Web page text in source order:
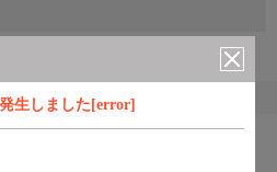
生しました[error]
組